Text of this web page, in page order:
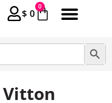
$ 0
0
Botón
Vitton